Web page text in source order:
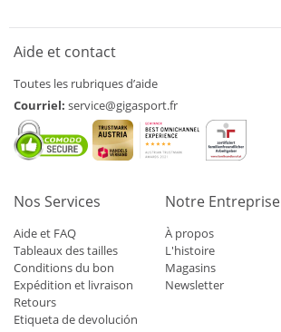
Aide et contact
Toutes les rubriques d’aide
Courriel: service@gigasport.fr
Nos Services
Aide et FAQ
Tableaux des tailles
Conditions du bon
Expédition et livraison
Retours
Etiqueta de devolución
Notre Entreprise
À propos
L'histoire
Magasins
Newsletter